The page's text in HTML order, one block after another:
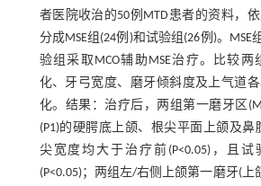
者医院收治的50例MTD患者的资料，
分成MSE组(24例)和试验组(26例)。MSE
验组采取MCO辅助MSE治疗。比较
化、牙弓宽度、磨牙倾斜度及上气道
化。结果：治疗后，两组第一磨牙区
(P1)的硬腭底上颌、根尖平面上颌及鼻
尖宽度均大于治疗前(P<0.05)，且试
(P<0.05)；两组左/右侧上颌第一磨牙(上